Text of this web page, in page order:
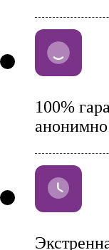
100%